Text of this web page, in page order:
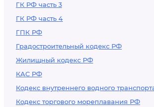
ГК РФ часть 3
ГК РФ часть 4
ГПК РФ
Градостроительный кодекс РФ
Жилищный кодекс РФ
КАС РФ
Кодекс внутреннего водного
Кодекс торгового мореплавания РФ